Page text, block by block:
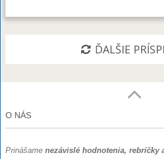
ĎALŠIE
O NÁS
Prinášame nezávislé hodnotenia, rebríčky